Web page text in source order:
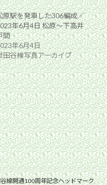
原駅を発車した306編成／
年6月4日 松原〜下高井
間
年6月4日
田谷線写真アーカイブ
線開通100周年記念ヘッドマーク